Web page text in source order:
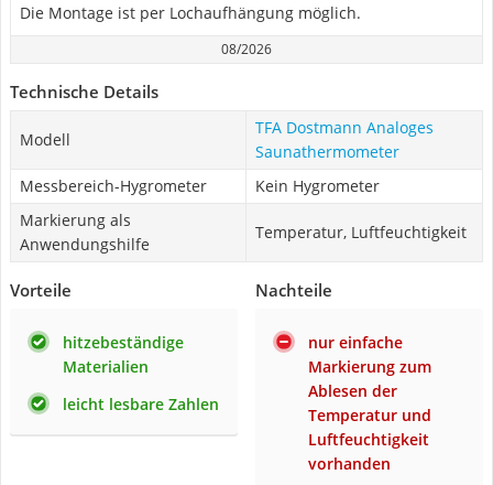
Die Montage ist per Lochaufhängung möglich.
08/2026
Technische Details
Modell
TFA Dostmann Analoges
Saunathermometer
Messbereich-Hygrometer
Kein Hygrometer
Markierung als
Anwendungshilfe
Temperatur, Luftfeuchtigkeit
Vorteile
hitzebeständige
Materialien
leicht lesbare Zahlen
Nachteile
nur einfache
Markierung zum
Ablesen der
Temperatur und
Luftfeuchtigkeit
vorhanden